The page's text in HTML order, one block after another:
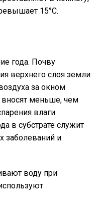
15°C.
года. Почву
верхнего слоя земли
за окном
вносят меньше, чем
влаги
в субстрате служит
заболеваний и
воду при